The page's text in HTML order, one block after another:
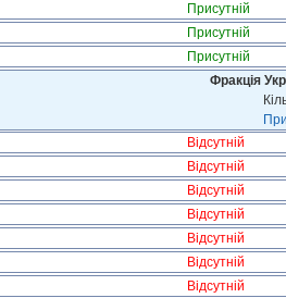
Присутній
Присутній
Присутній
Фракція
Відсутній
Відсутній
Відсутній
Відсутній
Відсутній
Відсутній
Відсутній